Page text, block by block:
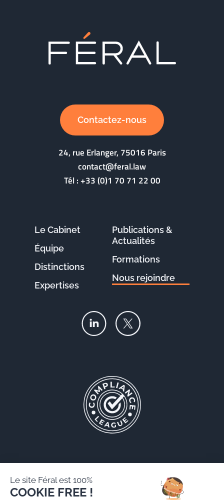
Contactez-nous
24, rue Erlanger, 75016 Paris
contact@feral.law
Tél :+33 (0)1 70 71 22 00
Le Cabinet
Équipe
Distinctions
Expertises
Publications &
Actualités
Formations
Nous rejoindre
Le site Féral est 100%
COOKIE FREE !